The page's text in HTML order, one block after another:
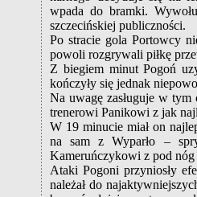
wpada do bramki.
szczecińskiej publiczności.
Po stracie gola Portowcy
powoli rozgrywali piłkę
Z biegiem minut Pogoń
kończyły się jednak
Na uwagę zasługuje w
trenerowi Panikowi z jak
W 19 minucie miał on
na sam z Wyparło –
Kameruńczykowi z pod nóg
Ataki Pogoni przyniosły
należał do